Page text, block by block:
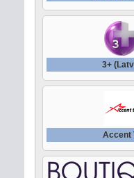
3+
Accent